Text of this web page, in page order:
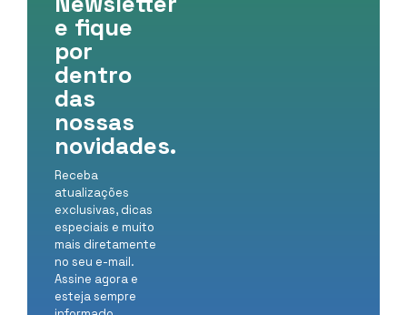
e fique
por
dentro
das
nossas
novidades.
Receba
atualizações
exclusivas, dicas
especiais e muito
mais diretamente
no seu e-mail.
Assine agora e
esteja sempre